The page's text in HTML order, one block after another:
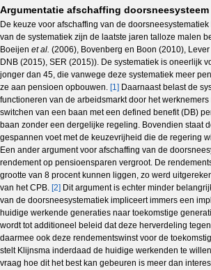
Argumentatie afschaffing doorsneesysteem
De keuze voor afschaffing van de
van de systematiek zijn de laatste jaren talloze malen
Boeijen et al. (2006), Bovenberg en Boon (2010), Lever
DNB (2015), SER (2015)). De systematiek is oneerlijk
jonger dan 45, die vanwege deze systematiek meer
ze aan pensioen opbouwen. [1] Daarnaast belast de
functioneren van de arbeidsmarkt door het
switchen van een baan met een defined benefit (DB)
baan zonder een dergelijke regeling. Bovendien staat
gespannen voet met de keuzevrijheid die de regering
Een ander argument voor afschaffing van de
rendement op pensioensparen vergroot. De
grootte van 8 procent kunnen liggen, zo werd
van het CPB. [2] Dit argument is echter minder
van de doorsneesystematiek impliceert immers een
huidige werkende generaties naar toekomstige
wordt tot additioneel beleid dat deze herverdeling
daarmee ook deze rendementswinst voor de
stelt Klijnsma inderdaad de huidige werkenden te
vraag hoe dit het best kan gebeuren is meer dan